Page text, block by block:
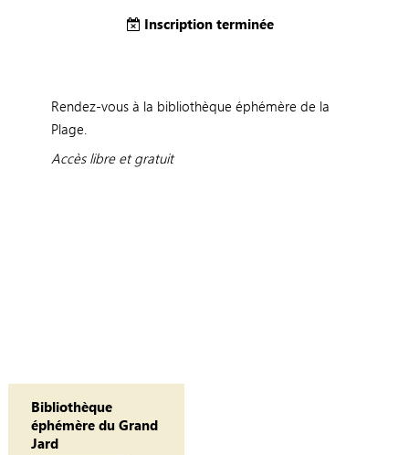
Inscription terminée
Rendez-vous à la bibliothèque éphémère de la
Plage.
Accès libre et gratuit
Bibliothèque
éphémère du Grand
Jard